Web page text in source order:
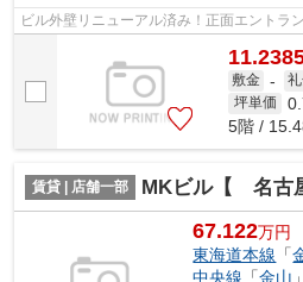
ビル外壁リニューアル済み！正面エントラ
敷金 -
坪単価
5階 /
賃貸 | 店舗一部 MKビル【 名古屋の貸事
67.122万円
東海道本線 「
中央線 「金山